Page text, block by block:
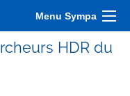
Menu Sympa
HDR du